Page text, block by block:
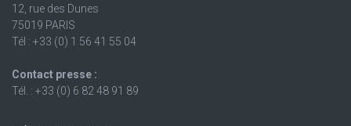
12, rue des Dunes
75019 PARIS
Tél : +33 (0) 1 56 41 55 04
Contact presse :
Tél. : +33 (0) 6 82 48 91 89